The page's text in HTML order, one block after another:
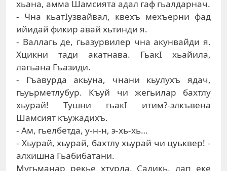
хьана, амма Шамсията адал гаф гьалдарнач.
- Чна кьатIузвайвал, квехъ мехъерни фад
ийидай фикир авай хьтинди я.
- Валлагь де, гьазурвилер чна акунвайди я.
Хцикни тади акатнава. ГьакI хьайила,
лагьана Гъазиди.
- Гъавурда акьуна, чнани кьулухъ ядач,
гьуьрметлубур. Къуй чи жегьилар бахтлу
хьурай! Тушни гьакI итим?-элкъвена
Шамсият къужадихъ.
- Ам, гьелбетда, у-н-н, э-хь-хь…
- Хьурай, хьурай, бахтлу хьурай чи цуьквер! -
алхишна Гьабибатани.
Мугьманар рекье хтурла, Садикь, лап еке